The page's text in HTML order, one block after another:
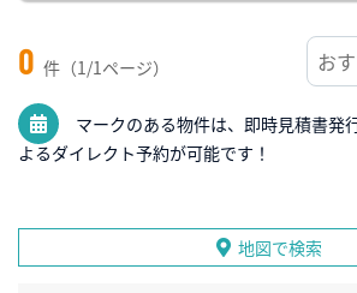
0 件（1/1ページ）
マークのある物件は、即時見積書発
よるダイレクト予約が可能です！
地図で検索